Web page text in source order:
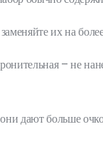
их на
– не
дают больше